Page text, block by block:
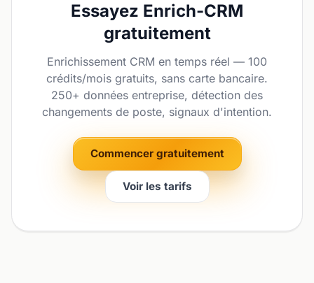
Essayez Enrich-CRM
gratuitement
Enrichissement CRM en temps réel — 100
crédits/mois gratuits, sans carte bancaire.
250+ données entreprise, détection des
changements de poste, signaux d'intention.
Commencer gratuitement
Voir les tarifs